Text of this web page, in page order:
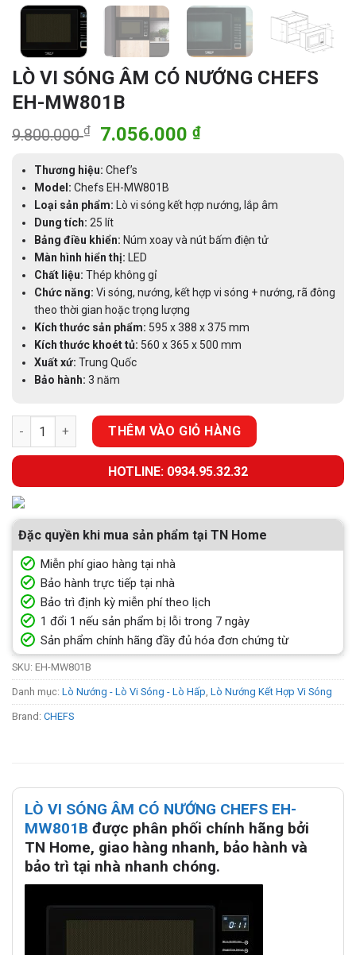
LÒ VI SÓNG ÂM CÓ NƯỚNG CHEFS
EH-MW801B
9.800.000₫
Giá
là:
9.800.000 ₫.
7.056.000 ₫Giá
7.056.000 ₫.
Thương hiệu:Chef’s
Model:Chefs EH-MW801B
Loại sản phẩm: Lò vi sóng kết hợp nướng, lắp âm
Dung tích: 25 lít
Bảng điều khiển: Núm xoay và nút bấm điện tử
Màn hình hiển thị: LED
Chất liệu: Thép không gỉ
Chức năng: Vi sóng, nướng, kết hợp vi sóng + nướng, rã đông
theo thời gian hoặc trọng lượng
Kích thước sản phẩm: 595 x 388 x 375 mm
Kích thước khoét tủ: 560 x 365 x 500 mm
Xuất xứ: Trung Quốc
Bảo hành: 3 năm
LÒ VI SÓNG ÂM CÓ NƯỚNG CHEFS EH-MW801B số lượng
THÊM VÀO GIỎ HÀNG
HOTLINE: 0934.95.32.32
Đặc quyền khi mua sản phẩm tại TN Home
Miễn phí giao hàng tại nhà
Bảo hành trực tiếp tại nhà
Bảo trì định kỳ miễn phí theo lịch
1 đổi 1 nếu sản phẩm bị lỗi trong 7 ngày
Sản phẩm chính hãng đầy đủ hóa đơn chứng từ
SKU: EH-MW801B
Danh mục: Lò Nướng - Lò Vi Sóng - Lò Hấp, Lò Nướng Kết Hợp Vi Sóng
Brand: CHEFS
LÒ VI SÓNG ÂM CÓ NƯỚNG CHEFS EH-
MW801B được phân phối chính hãng bởi
TN Home, giao hàng nhanh, bảo hành và
bảo trì tại nhà nhanh chóng.